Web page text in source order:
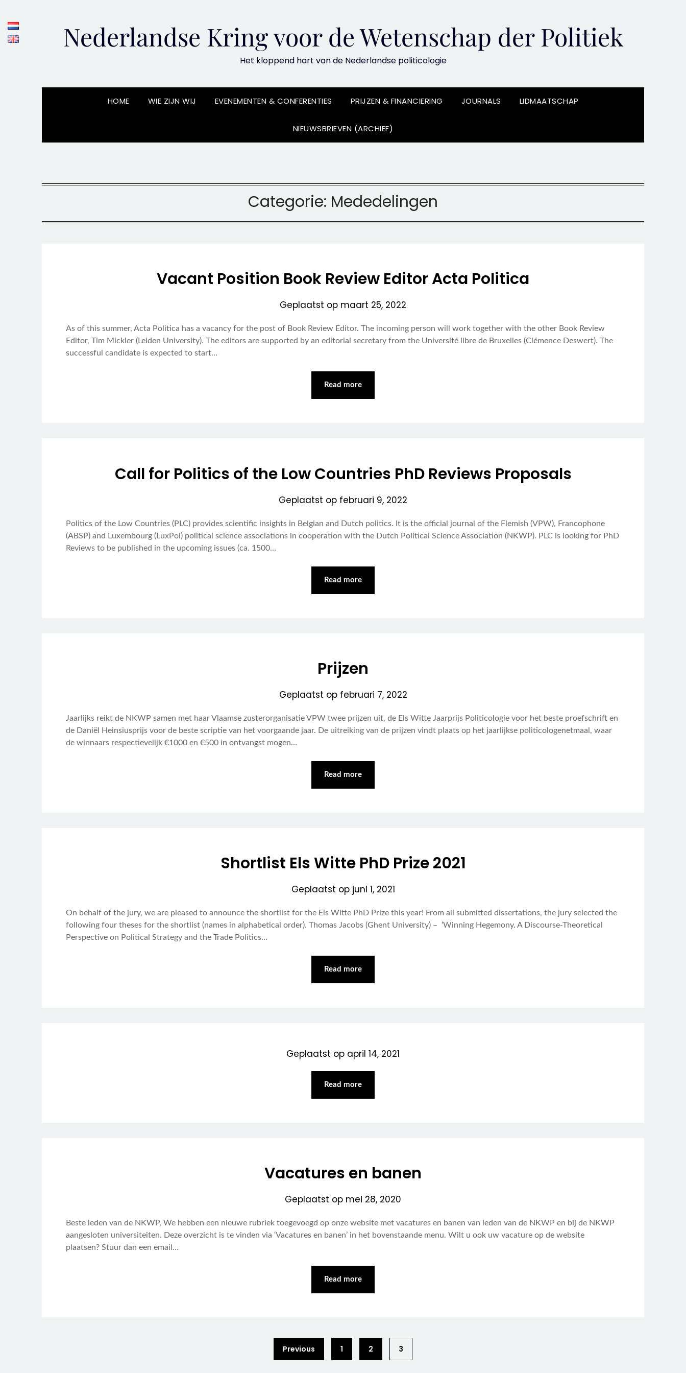
to
content
Nederlandse Kring voor de Wetenschap der Politiek
Het kloppend hart van de Nederlandse politicologie
HOME WIE ZIJN WIJ EVENEMENTEN & CONFERENTIES PRIJZEN & FINANCIERING JOURNALS LIDMAATSCHAP
NIEUWSBRIEVEN (ARCHIEF)
Categorie: Mededelingen
Vacant Position Book Review Editor Acta Politica
Geplaatst op maart 25, 2022
As of this summer, Acta Politica has a vacancy for the post of Book Review Editor. The incoming person will work together with the other Book Review
Editor, Tim Mickler (Leiden University). The editors are supported by an editorial secretary from the Université libre de Bruxelles (Clémence Deswert). The
successful candidate is expected to start…
Read more
Call for Politics of the Low Countries PhD Reviews Proposals
Geplaatst op februari 9, 2022
Politics of the Low Countries (PLC) provides scientific insights in Belgian and Dutch politics. It is the official journal of the Flemish (VPW), Francophone
(ABSP) and Luxembourg (LuxPol) political science associations in cooperation with the Dutch Political Science Association (NKWP). PLC is looking for PhD
Reviews to be published in the upcoming issues (ca. 1500…
Read more
Prijzen
Geplaatst op februari 7, 2022
Jaarlijks reikt de NKWP samen met haar Vlaamse zusterorganisatie VPW twee prijzen uit, de Els Witte Jaarprijs Politicologie voor het beste proefschrift en
de Daniël Heinsiusprijs voor de beste scriptie van het voorgaande jaar. De uitreiking van de prijzen vindt plaats op het jaarlijkse politicologenetmaal, waar
de winnaars respectievelijk €1000 en €500 in ontvangst mogen…
Read more
Shortlist Els Witte PhD Prize 2021
Geplaatst op juni 1, 2021
On behalf of the jury, we are pleased to announce the shortlist for the Els Witte PhD Prize this year! From all submitted dissertations, the jury selected the
following four theses for the shortlist (names in alphabetical order). Thomas Jacobs (Ghent University) – ‘Winning Hegemony. A Discourse-Theoretical
Perspective on Political Strategy and the Trade Politics…
Read more
Geplaatst op april 14, 2021
Read more
Vacatures en banen
Geplaatst op mei 28, 2020
Beste leden van de NKWP, We hebben een nieuwe rubriek toegevoegd op onze website met vacatures en banen van leden van de NKWP en bij de NKWP
aangesloten universiteiten. Deze overzicht is te vinden via ‘Vacatures en banen’ in het bovenstaande menu. Wilt u ook uw vacature op de website
plaatsen? Stuur dan een email…
Read more
Previous 1 2 3